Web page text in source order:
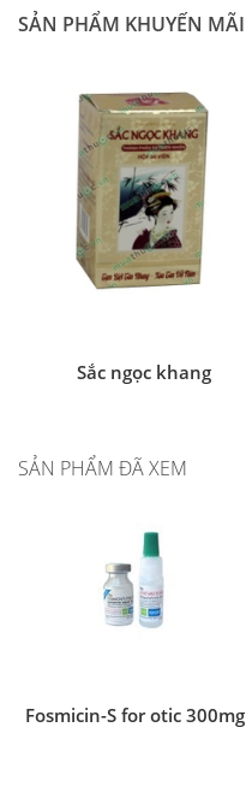
SẢN PHẨM KHUYẾN MÃI
Sắc ngọc khang
SẢN PHẨM ĐÃ XEM
Fosmicin-S for otic 300mg